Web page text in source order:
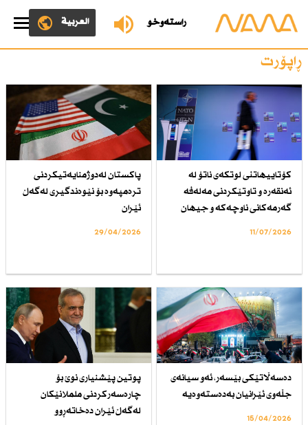
ڕاستەوخۆ العربية
ڕاپۆرت
كۆتاییهاتنی لوتكەی ناتۆ لە
ئەنقەرە و تاوتێكردنی مەلەفە
گەرمەكانی ناوچەكە و جیهان
11/07/2026
پاكستان لەدوژمنایەتیكردنی
ترەمپەوە بۆ نێوەندگیری لەگەڵ
ئێران
29/04/2026
دەسەڵاتێكی بێسەر، ئەو سیانەی
جڵەوی ئێرانیان بەدەستەوەیە
15/04/2026
پوتین پێشنیاری نوێ بۆ
چارەسەركردنی ململانێكان
لەگەڵ ئێران دەخاتەڕوو